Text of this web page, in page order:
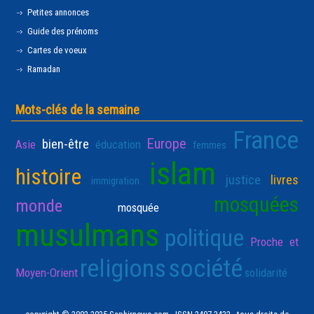
Petites annonces
Guide des prénoms
Cartes de voeux
Ramadan
Mots-clés de la semaine
Asie bien-être éducation Europe femmes France
histoire immigration islam justice livres
monde mosquée mosquées
musulmans politique Proche et
Moyen-Orient religionssociété solidarité